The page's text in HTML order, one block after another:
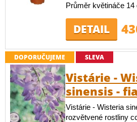
Průměr květináče 14
DETAIL
DOPORUČUJEME SLEVA
Vistárie -
sinensis -
Vistárie - Wisteria
rozvětvené rostliny